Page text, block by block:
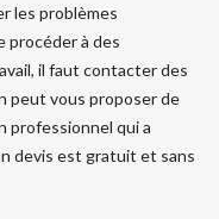
les problèmes
procéder à des
il faut contacter des
peut vous proposer de
professionnel qui a
devis est gratuit et sans